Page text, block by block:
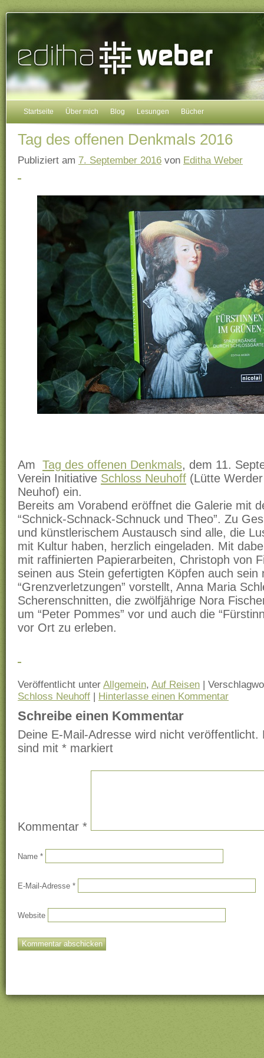
Startseite Über mich Blog Lesungen Bücher
Tag des offenen Denkmals 2016
Publiziert am 7. September 2016 von Editha Weber
Am Tag des offenen Denkmals, dem 11.
Verein Initiative Schloss Neuhoff (Lütte
Neuhof) ein.
Bereits am Vorabend eröffnet die Galerie mit
“Schnick-Schnack-Schnuck und Theo”. Zu
und künstlerischem Austausch sind alle, die
mit Kultur haben, herzlich eingeladen. Mit
mit raffinierten Papierarbeiten, Christoph von
seinen aus Stein gefertigten Köpfen auch sein
“Grenzverletzungen” vorstellt, Anna Maria
Scherenschnitten, die zwölfjährige Nora
um “Peter Pommes” vor und auch die
vor Ort zu erleben.
Veröffentlicht unter Allgemein, Auf Reisen |
Schloss Neuhoff | Hinterlasse einen Kommentar
Schreibe einen Kommentar
Deine E-Mail-Adresse wird nicht veröffentlicht.
sind mit * markiert
Kommentar *
Name *
E-Mail-Adresse *
Website